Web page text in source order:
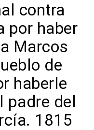
contra
por haber
Marcos
de
haberle
padre del
1815